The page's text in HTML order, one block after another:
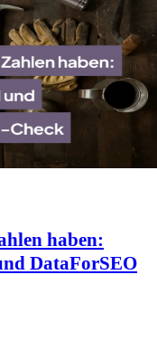
haben:
DataForSEO